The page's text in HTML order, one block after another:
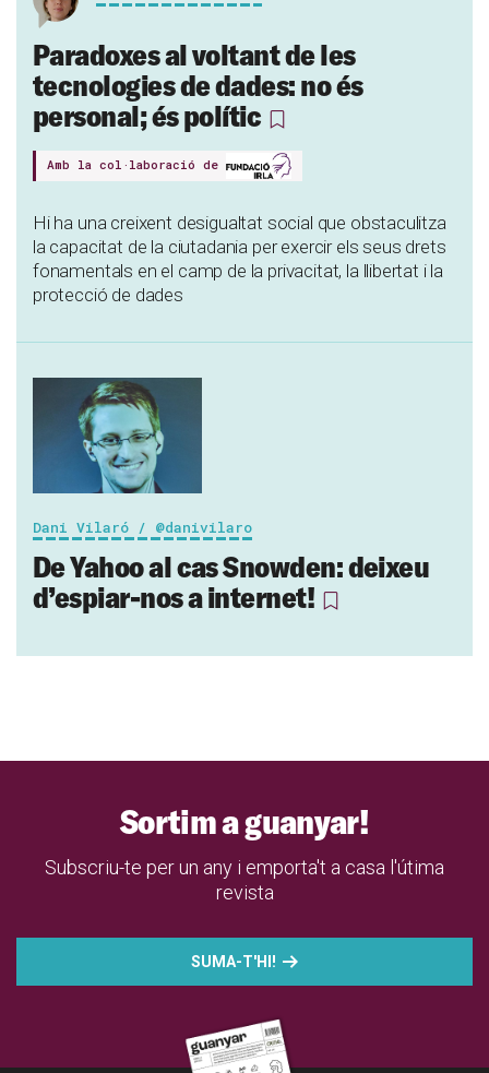
Paradoxes al voltant de les
tecnologies de dades: no és
personal; és polític
Amb la col·laboració de
Hi ha una creixent desigualtat social que obstaculitza
la capacitat de la ciutadania per exercir els seus drets
fonamentals en el camp de la privacitat, la llibertat i la
protecció de dades
Dani Vilaró / @danivilaro
De Yahoo al cas Snowden: deixeu
d’espiar-nos a internet!
Sortim a guanyar!
Subscriu-te per un any i emporta't a casa l'útima
revista
SUMA-T'HI!